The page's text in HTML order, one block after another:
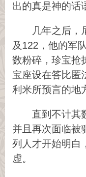
出的真是神的话
几年之后，
及122，他的军
数粉碎，珍宝抢
宝座设在答比
利米所预言的地
直到不计其
并且再次面临被
列人才开始明白
虚。